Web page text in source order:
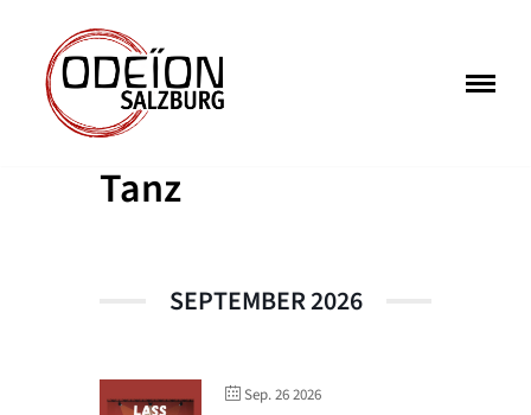
Zum
Inhalt
springen
Tanz
SEPTEMBER 2026
Sep. 26 2026